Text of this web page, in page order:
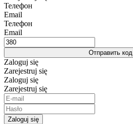
Телефон
Email
Телефон
Email
Отправить код
Zaloguj się
Zarejestruj się
Zaloguj się
Zarejestruj się
Zaloguj się